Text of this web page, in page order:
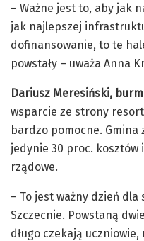
– Ważne jest to, aby jak
jak najlepszej
dofinansowanie, to te
powstały – uważa Anna
Dariusz Meresiński,
wsparcie ze strony
bardzo pomocne. Gmina
jedynie 30 proc.
rządowe.
– To jest ważny dzień dla
Szczecnie. Powstaną
długo czekają